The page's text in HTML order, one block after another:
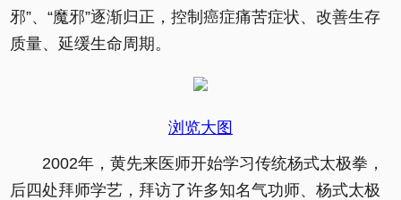
邪”、“魔邪”逐渐归正，控制癌症痛苦症状、改善生存
质量、延缓生命周期。
浏览大图
2002年，黄先来医师开始学习传统杨式太极拳，
后四处拜师学艺，拜访了许多知名气功师、杨式太极